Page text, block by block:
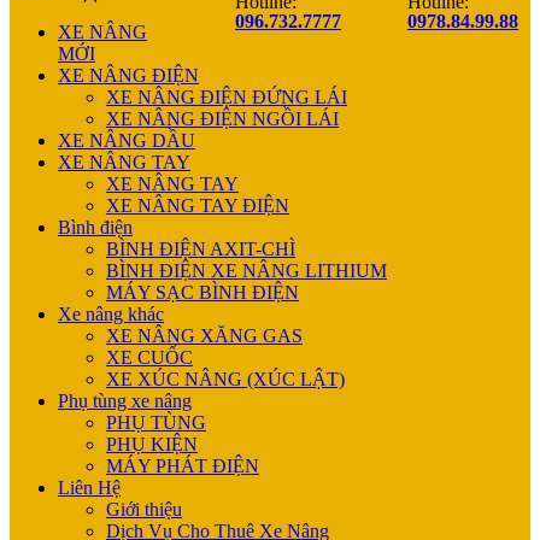
096.732.7777
0978.84.99.88
XE NÂNG
MỚI
XE NÂNG ĐIỆN
XE NÂNG ĐIỆN ĐỨNG LÁI
XE NÂNG ĐIỆN NGỒI LÁI
XE NÂNG DẦU
XE NÂNG TAY
XE NÂNG TAY
XE NÂNG TAY ĐIỆN
Bình điện
BÌNH ĐIỆN AXIT-CHÌ
BÌNH ĐIỆN XE NÂNG LITHIUM
MÁY SẠC BÌNH ĐIỆN
Xe nâng khác
XE NÂNG XĂNG GAS
XE CUỐC
XE XÚC NÂNG (XÚC LẬT)
Phụ tùng xe nâng
PHỤ TÙNG
PHỤ KIỆN
MÁY PHÁT ĐIỆN
Liên Hệ
Giới thiệu
Dịch Vụ Cho Thuê Xe Nâng